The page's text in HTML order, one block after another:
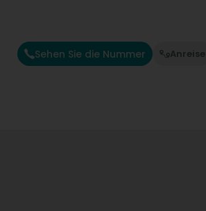
Sehen Sie die Nummer Anreise